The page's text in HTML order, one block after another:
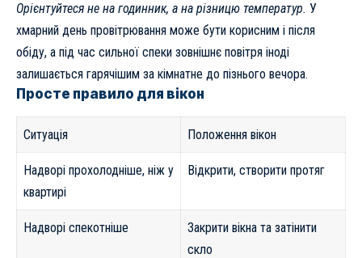
Орієнтуйтеся не на годинник, а на різницю температур. У
хмарний день провітрювання може бути корисним і після
обіду, а під час сильної спеки зовнішнє повітря іноді
залишається гарячішим за кімнатне до пізнього вечора.
Просте правило для вікон
Ситуація Положення вікон
Надворі прохолодніше, ніж у
квартирі
Відкрити, створити протяг
Надворі спекотніше
Закрити вікна та затінити
скло